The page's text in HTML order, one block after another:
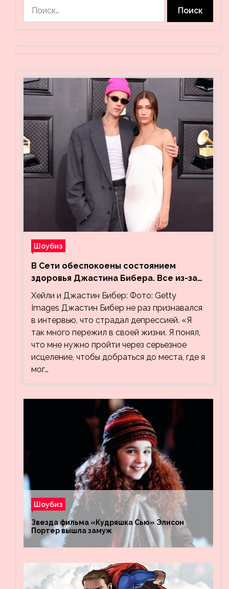
Шоубиз
В Сети обеспокоены состоянием
здоровья Джастина Бибера. Все из-за
видео, на котором его успокаивает
Хейли
Хейли и Джастин Бибер: Фото: Getty
Images Джастин Бибер не раз признавался
в интервью, что страдал депрессией. «Я
так много пережил в своей жизни. Я понял,
что мне нужно пройти через серьезное
исцеление, чтобы добраться до места, где я
мог…
Шоубиз
Звезда фильма «Кудряшка Сью» Элисон
Портер вышла замуж